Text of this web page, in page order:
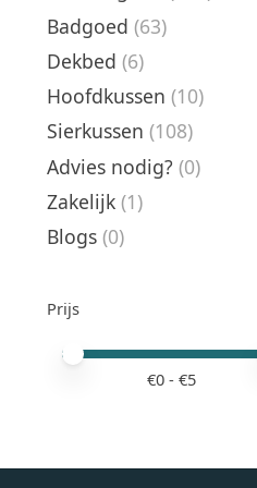
Badgoed (63)
Dekbed (6)
Hoofdkussen (10)
Sierkussen (108)
Advies nodig? (0)
Zakelijk (1)
Blogs (0)
Prijs
Minimale
Price maximum value
€0- €5